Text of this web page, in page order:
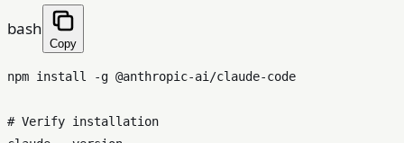
bash
Copy
npm install -g @anthropic-ai/claude-code
# Verify installation